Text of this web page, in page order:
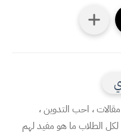
، احب التدوين ،
الطلاب ما هو مفيد لهم